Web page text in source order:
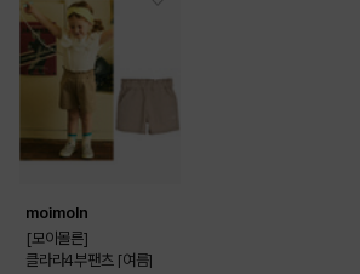
moimoln
[모이몰른]
클라라4부팬츠 [여름]